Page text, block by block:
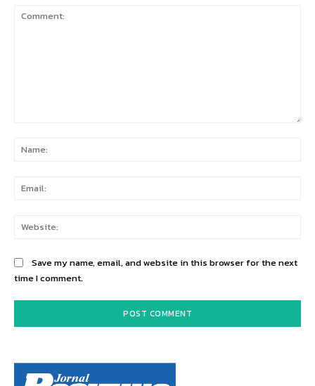
Save my name, email, and website in this browser for the next
time I comment.